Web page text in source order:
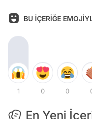
BU İÇERİĞE
1 0 0
En Yeni